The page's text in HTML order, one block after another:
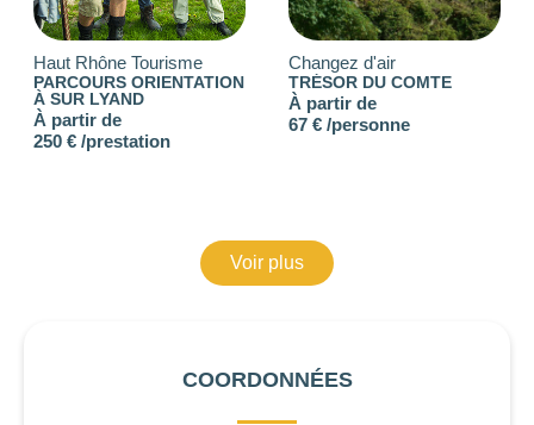
Haut Rhône Tourisme
PARCOURS ORIENTATION
À SUR LYAND
À partir de
250 € /prestation
Changez d'air
TRÉSOR DU COMTE
À partir de
67 € /personne
Voir plus
COORDONNÉES